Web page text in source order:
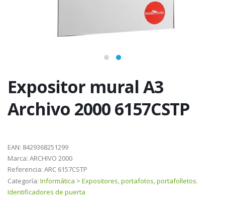
Expositor mural A3
Archivo 2000 6157CSTP
EAN: 8429368251299
Marca: ARCHIVO 2000
Referencia: ARC 6157CSTP
Categoría: Informática > Expositores, portafotos, portafolletos.
Identificadores de puerta